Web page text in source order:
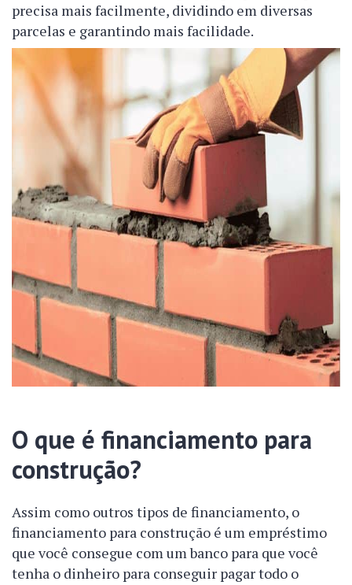
precisa mais facilmente, dividindo em diversas
parcelas e garantindo mais facilidade.
O que é financiamento para
construção?
Assim como outros tipos de financiamento, o
financiamento para construção é um empréstimo
que você consegue com um banco para que você
tenha o dinheiro para conseguir pagar todo o